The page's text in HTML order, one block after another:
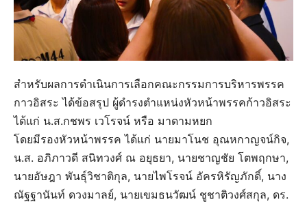
สำหรับผลการดำเนินการเลือกคณะกรรมการบริหารพรรค
กาวอิสระ ได้ข้อสรุป ผู้ดำรงตำแหน่งหัวหน้าพรรคก้าวอิสระ
ได้แก่ น.ส.กชพร เวโรจน์ หรือ มาดามหยก
โดยมีรองหัวหน้าพรรค ได้แก่ นายมาโนช อุณหกาญจน์กิจ,
น.ส. อภิภาวดี สนิทวงศ์ ณ อยุธยา, นายชาญชัย โตพฤกษา,
นายอัษฎา พันธุ์วิชาติกุล, นายไพโรจน์ อัครหิรัญภักดิ์, นาง
ณัฐฐานันท์ ดวงมาลย์, นายเขมธนวัฒน์ ชูชาติวงศ์สกุล, ดร.